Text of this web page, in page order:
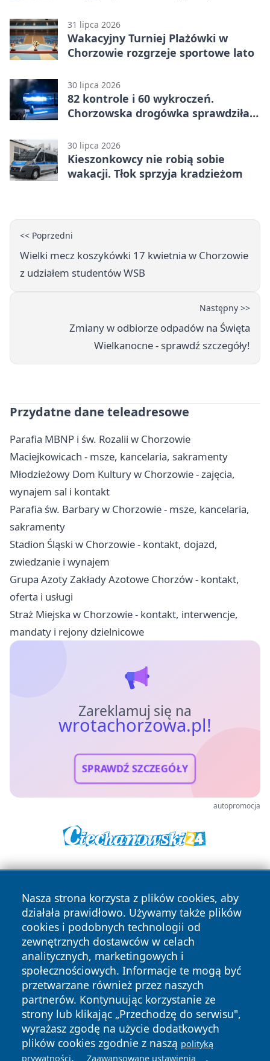
31 lipca 2026
Wakacyjny Turniej Plażówki w
Chorzowie rozgrzeje sportowe lato
30 lipca 2026
82 kontrole i 60 wykroczeń.
Chorzowska drogówka sprawdziła
30 lipca 2026
Kieszonkowcy nie robią sobie
wakacji. Tłok sprzyja kradzieżom
<< Poprzedni
Wielki mecz koszykówki 17 kwietnia w Chorzowie
z udziałem studentów WSB
Następny >>
Zmiany w odbiorze odpadów na Święta
Wielkanocne - sprawdź szczegóły!
Przydatne dane teleadresowe
Parafia MBNP i św. Rozalii w Chorzowie
Maciejkowicach - msze, kancelaria, sakramenty
Młodzieżowy Dom Kultury w Chorzowie - zajęcia,
wynajem sal i kontakt
Parafia św. Barbary w Chorzowie - msze, kancelaria,
sakramenty
Stadion Śląski w Chorzowie - kontakt, dojazd,
zwiedzanie i wynajem
Grupa Azoty Zakłady Azotowe Chorzów - kontakt,
oferta i usługi
Straż Miejska w Chorzowie - kontakt, interwencje,
mandaty i rejony dzielnicowe
Zareklamuj się na
wrotachorzowa.pl!
SPRAWDŹ SZCZEGÓŁY
autopromocja
Nasza strona korzysta z plików cookies, aby
działała prawidłowo. Używamy także plików
cookies i podobnych technologii od
zewnętrznych dostawców w celach
analitycznych, marketingowych i
społecznościowych. Informacje te mogą być
przetwarzane również przez naszych
partnerów. Kontynuując korzystanie ze
strony lub klikając „Przechodzę do serwisu",
wyrażasz zgodę na użycie dodatkowych
plików cookies zgodnie z naszą polityką
prywatności. Zaawansowane ustawienia .
Copyright © 2026 wrotachorzowa.pl Wszystkie prawa
zastrzeżone.
News Autorzy
Polityka
Prywatności
Polityka
Cookies